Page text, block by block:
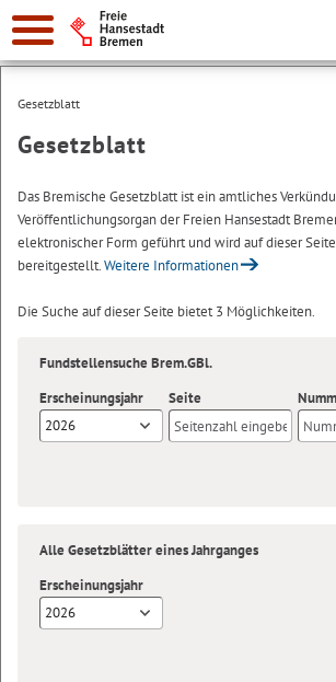
Suche:
Gesetzblatt
Gesetzblatt
Das Bremische Gesetzblatt ist ein amtliches
Veröffentlichungsorgan der Freien Hansestadt
elektronischer Form geführt und wird auf dieser
bereitgestellt.Weitere Informationen
Die Suche auf dieser Seite bietet 3 Möglichkeiten.
Fundstellensuche Brem.GBl.
Erscheinungsjahr
2026
Seite
Alle Gesetzblätter eines Jahrganges
Erscheinungsjahr
2026